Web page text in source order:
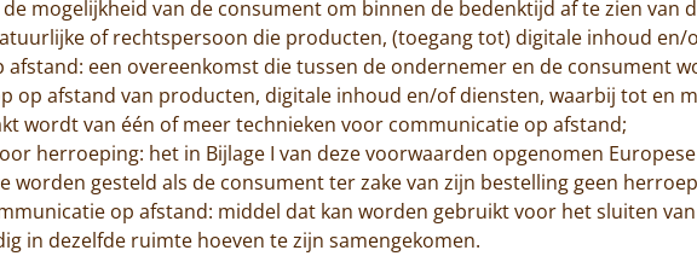
mogelijkheid van de consument om binnen de bedenktijd af te zien van
of rechtspersoon die producten, (toegang tot) digitale inhoud
afstand: een overeenkomst die tussen de ondernemer en de consument
op afstand van producten, digitale inhoud en/of diensten, waarbij tot en
wordt van één of meer technieken voor communicatie op afstand;
herroeping: het in Bijlage I van deze voorwaarden opgenomen
worden gesteld als de consument ter zake van zijn bestelling geen
op afstand: middel dat kan worden gebruikt voor het sluiten
in dezelfde ruimte hoeven te zijn samengekomen.